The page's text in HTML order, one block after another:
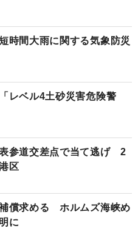
時間大雨に関する気象防災
レベル4土砂災害危険警
参道交差点で当て逃げ 2
区
償求める ホルムズ海峡め
に